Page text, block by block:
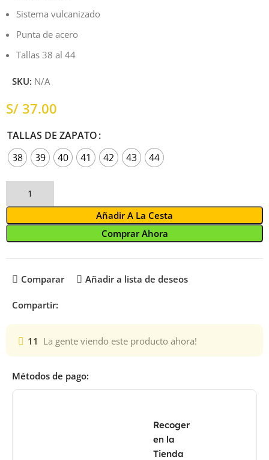
Sistema vulcanizado
Punta de acero
Tallas 38 al 44
SKU: N/A
S/
TALLAS DE ZAPATO
38
39 40 41 42 43 44
Añadir A La Cesta
Comprar Ahora
Comparar Añadir a lista de deseos
Compartir:
11 La gente viendo este producto ahora!
Métodos de pago:
Recoger
en la
Tienda